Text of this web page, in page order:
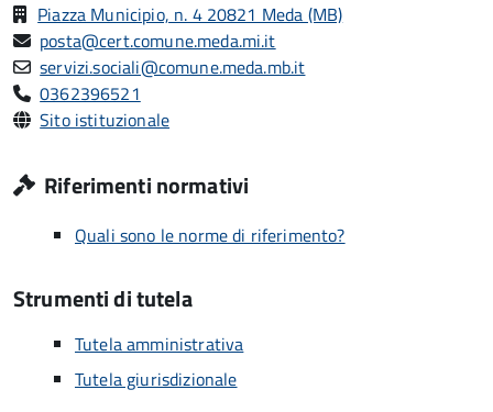
Piazza Municipio, n. 4 20821 Meda (MB)
posta@cert.comune.meda.mi.it
servizi.sociali@comune.meda.mb.it
0362396521
Sito istituzionale
Riferimenti normativi
Quali sono le norme di riferimento?
Strumenti di tutela
Tutela amministrativa
Tutela giurisdizionale